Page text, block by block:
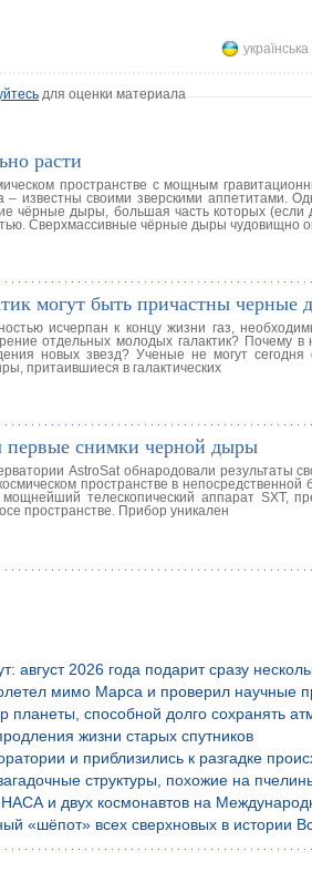
для оценки материала
расти
пространстве с мощным
– известны своими зверскими аппетитами.
чёрные дыры, большая часть которых (если
Сверхмассивные чёрные дыры чудовищно
могут быть причастны черные
исчерпан к концу жизни газ,
отдельных молодых галактик? Почему
новых звезд? Ученые не могут
притаившиеся в галактических
первые снимки черной дыры
AstroSat обнародовали результаты
пространстве в
мощнейший телескопический аппарат SXT,
пространстве. Прибор уникален
август 2026 года подарит сразу
мимо Марса и проверил научные
способной долго сохранять
жизни старых спутников
и приблизились к разгадке
структуры, похожие на
и двух космонавтов на
«шёпот» всех сверхновых в истории